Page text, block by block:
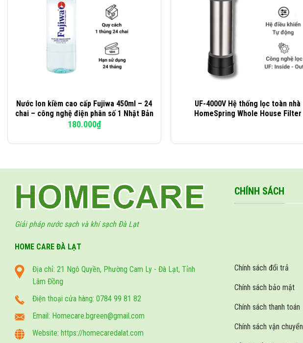
Nước Ion kiềm cao cấp Fujiwa 450ml – 24
chai – công nghệ điện phân số 1 Nhật Bản
180.000₫
UF-4000V Hệ thống lọc toàn nhà
HomeSpring Whole House Filter
Giải pháp nước sạch và khí sạch Đà Lạt
HOME CARE ĐÀ LẠT
Địa chỉ: 21 Ngô Quyền, Phường Cam Ly - Đà Lạt, Tỉnh
Lâm Đồng
Điện thoại cửa hàng: 0784 99 81 82
Email: Homecare.bgreen@gmail.com
Website: https://homecaredalat.com
CHÍNH SÁCH
Chính sách đổi trả
Chính sách bảo mật
Chính sách thanh toán
Chính sách vận chuyển